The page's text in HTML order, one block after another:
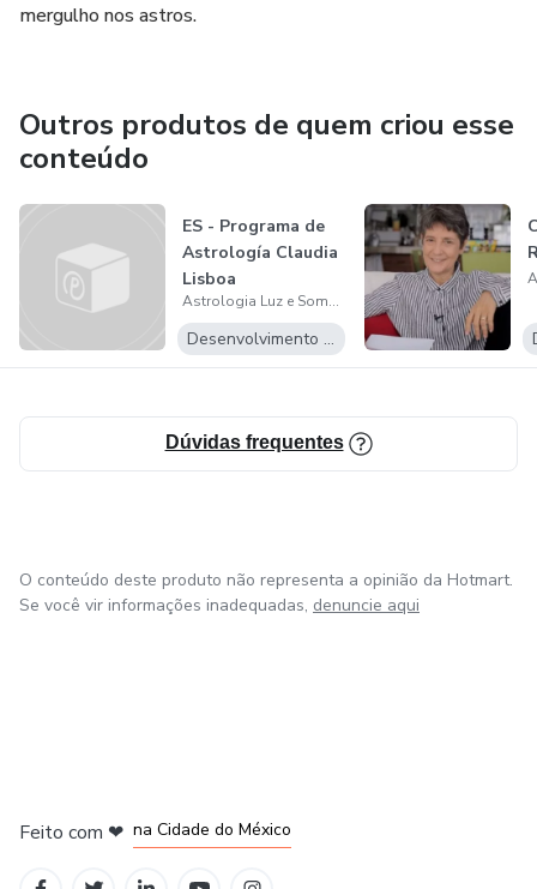
mergulho nos astros.
Outros produtos de quem criou esse
conteúdo
ES - Programa de
Astrología Claudia
Lisboa
Astrologia Luz e Sombra
Desenvolvimento Pessoal
Dúvidas frequentes
O conteúdo deste produto não representa a opinião da Hotmart.
Se você vir informações inadequadas, denuncie aqui
Feito com ❤ na Cidade do México